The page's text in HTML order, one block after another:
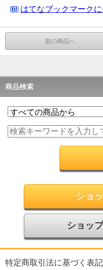
はてなブックマーク
前の商品へ
商品検索
ショ
ショッ
特定商取引法に基づく表記